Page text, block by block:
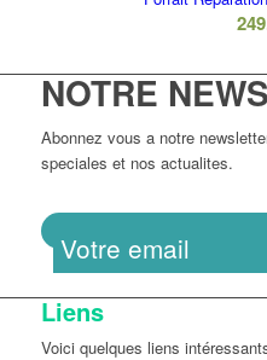
NOTRE
Abonnez vous a notre
speciales et nos actualites.
Liens
Voici quelques liens